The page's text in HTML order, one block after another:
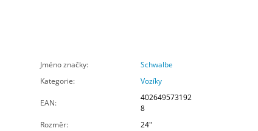
Jméno značky:
Schwalbe
Kategorie: Vozíky
EAN:
402649573192
8
Rozměr: 24"